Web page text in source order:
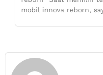
mobil innova reborn,